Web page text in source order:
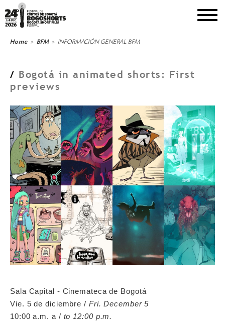
DEL 1 AL 8 DE DICIEMBRE DE 2026
Home BFM INFORMACIÓN GENERAL BFM
/ Bogotá in animated shorts: First
previews
Sala Capital - Cinemateca de Bogotá
Vie. 5 de diciembre / Fri. December 5
10:00 a.m. a / to 12:00 p.m.